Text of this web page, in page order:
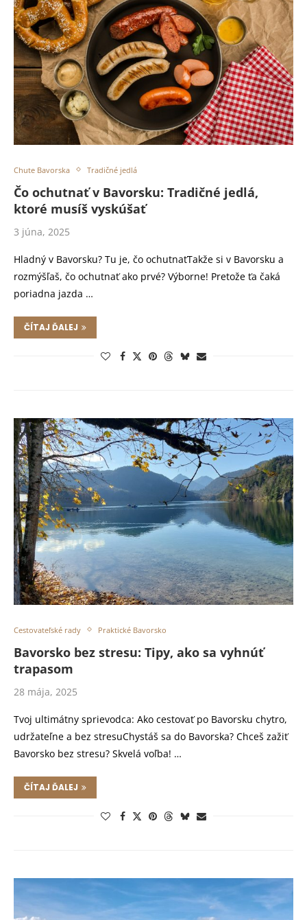
Chute Bavorska Tradičné jedlá
Čo ochutnať v Bavorsku: Tradičné jedlá,
ktoré musíš vyskúšať
3 júna, 2025
Hladný v Bavorsku? Tu je, čo ochutnaťTakže si v Bavorsku a
rozmýšľaš, čo ochutnať ako prvé? Výborne! Pretože ťa čaká
poriadna jazda …
ČÍTAJ ĎALEJ
Cestovateľské rady Praktické Bavorsko
Bavorsko bez stresu: Tipy, ako sa vyhnúť
trapasom
28 mája, 2025
Tvoj ultimátny sprievodca: Ako cestovať po Bavorsku chytro,
udržateľne a bez stresuChystáš sa do Bavorska? Chceš zažiť
Bavorsko bez stresu? Skvelá voľba! …
ČÍTAJ ĎALEJ